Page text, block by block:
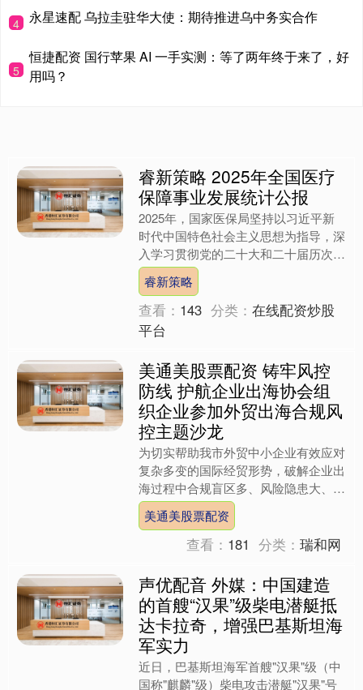
4 永星速配 乌拉圭驻华大使：期待推进乌中务实合作
5
恒捷配资 国行苹果 AI 一手实测：等了两年终于来了，好
用吗？
睿新策略 2025年全国医疗
保障事业发展统计公报
2025年，国家医保局坚持以习近平新
时代中国特色社会主义思想为指导，深
入学习贯彻党的二十大和二十届历次全
会精神，全面落实党中央、国务院决策
部署，稳中求进、深化改....
睿新策略
查看： 143 分类：在线配资炒股
平台
美通美股票配资 铸牢风控
防线 护航企业出海协会组
织企业参加外贸出海合规风
控主题沙龙
为切实帮助我市外贸中小企业有效应对
复杂多变的国际经贸形势，破解企业出
海过程中合规盲区多、风险隐患大、防
控能力弱、维权渠道少等突出问题，全
面提升企业跨境经营风险防....
美通美股票配资
查看： 181 分类：瑞和网
声优配音 外媒：中国建造
的首艘“汉果”级柴电潜艇抵
达卡拉奇，增强巴基斯坦海
军实力
近日，巴基斯坦海军首艘"汉果"级（中